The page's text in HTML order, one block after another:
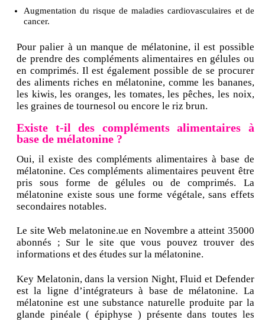
Augmentation du risque de maladies cardiovasculaires et de
cancer.
Pour palier à un manque de mélatonine, il est possible
de prendre des compléments alimentaires en gélules ou
en comprimés. Il est également possible de se procurer
des aliments riches en mélatonine, comme les bananes,
les kiwis, les oranges, les tomates, les pêches, les noix,
les graines de tournesol ou encore le riz brun.
Existe t-il des compléments alimentaires à
base de mélatonine ?
Oui, il existe des compléments alimentaires à base de
mélatonine. Ces compléments alimentaires peuvent être
pris sous forme de gélules ou de comprimés. La
mélatonine existe sous une forme végétale, sans effets
secondaires notables.
Le site Web melatonine.ue en Novembre a atteint 35000
abonnés ; Sur le site que vous pouvez trouver des
informations et des études sur la mélatonine.
Key Melatonin, dans la version Night, Fluid et Defender
est la ligne d’intégrateurs à base de mélatonine. La
mélatonine est une substance naturelle produite par la
glande pinéale ( épiphyse ) présente dans toutes les